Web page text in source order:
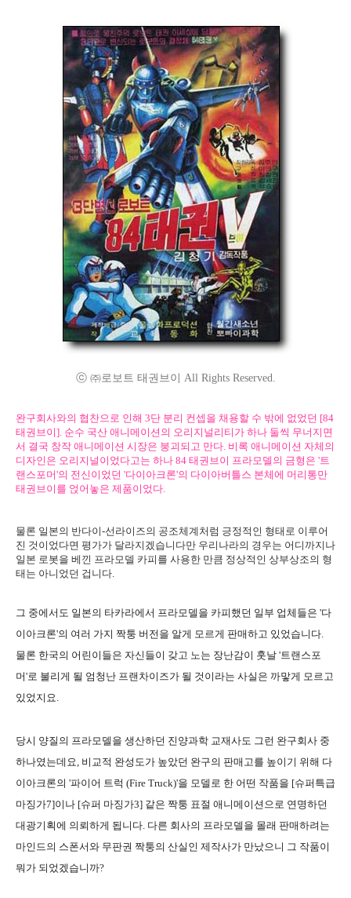
ⓒ ㈜로보트 태권브이 All Rights Reserved.
완구회사와의 협찬으로 인해 3단 분리 컨셉을 채용할 수 밖에 없었던 [84
태권브이]. 순수 국산 애니메이션의 오리지널리티가 하나 둘씩 무너지면
서 결국 창작 애니메이션 시장은 붕괴되고 만다. 비록 애니메이션 자체의
디자인은 오리지널이었다고는 하나 84 태권브이 프라모델의 금형은 '트
랜스포머'의 전신이었던 '다이아크론'의 다이아버틀스 본체에 머리통만
태권브이를 얹어놓은 제품이었다.
물론 일본의 반다이-선라이즈의 공조체계처럼 긍정적인 형태로 이루어
진 것이었다면 평가가 달라지겠습니다만 우리나라의 경우는 어디까지나
일본 로봇을 베낀 프라모델 카피를 사용한 만큼 정상적인 상부상조의 형
태는 아니었던 겁니다.
그 중에서도 일본의 타카라에서 프라모델을 카피했던 일부 업체들은 '다
이아크론'의 여러 가지 짝퉁 버전을 알게 모르게 판매하고 있었습니다.
물론 한국의 어린이들은 자신들이 갖고 노는 장난감이 훗날 '트랜스포
머'로 불리게 될 엄청난 프랜차이즈가 될 것이라는 사실은 까맣게 모르고
있었지요.
당시 양질의 프라모델을 생산하던 진양과학 교재사도 그런 완구회사 중
하나였는데요, 비교적 완성도가 높았던 완구의 판매고를 높이기 위해 다
이아크론의 '파이어 트럭 (Fire Truck)'을 모델로 한 어떤 작품을 [슈퍼특급
마징가7]이나 [슈퍼 마징가3] 같은 짝퉁 표절 애니메이션으로 연명하던
대광기획에 의뢰하게 됩니다. 다른 회사의 프라모델을 몰래 판매하려는
마인드의 스폰서와 무판권 짝퉁의 산실인 제작사가 만났으니 그 작품이
뭐가 되었겠습니까?